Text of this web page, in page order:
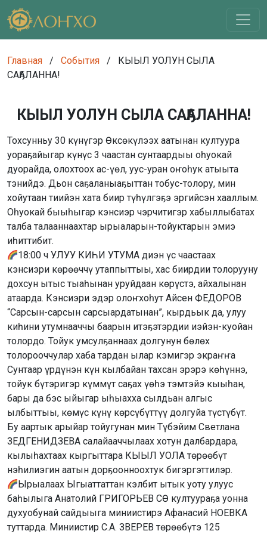
Главная / События /
КЫЫЛ УОЛУН СЫЛА
САҔАЛАННА!
КЫЫЛ УОЛУН СЫЛА САҔАЛАННА!
Тохсунньу 30 күнүгэр Өксөкүлээх аатынан култуура
уораҕайыгар күнүс 3 чаастан сунтаардыы оһуокай
дуорайда, олохтоох ас-үөл, уус-уран оҥоһук атыыта
тэнийдэ. Дьон саҕаланыаҕыттан тобус-толору, мин
хойутаан тиийэн хата биир түһүлгэҕэ эргийсэн хааллым.
Оһуокай быыһыгар кэнсиэр чэрчитигэр хабыллыбатах
талба талааннаахтар ырыаларын-тойуктарын эмиэ
иһиттибит.
18:00 ч УЛУУ КИҺИ УТУМА диэн үс чаастаах
кэнсиэри көрөөччү утаппыттыы, хас биирдии толорууну
дохсун ытыс тыаһынан уруйдаан көрүстэ, айхалынан
атаарда. Кэнсиэри эдэр олоҥхоһут Айсен ФЕДОРОВ
“Сарсын-сарсын сарсыардатынан”, кырдьык да, улуу
киһини утумнааччы баарын итэҕэтэрдии иэйэн-куойан
толордо. Тойук умсулҕаннаах долгунун бөлөх
толорооччулар хаба тардан ылар кэмигэр экраҥҥа
Сунтаар үрдүнэн күн кылбайан тахсан эрэрэ көһүннэ,
тойук бүтэригэр күммүт саҕах үөһэ тэмтэйэ кыыһан,
бары да бэс ыйыгар ыһыахха сылдьан алгыс
ылбыттыы, көмүс күнү көрсүбүттүү долгуйа түстүбүт.
Бу аартык арыйар тойугунан мин Түбэйим Светлана
ЗЕДГЕНИДЗЕВА салайааччылаах хотун далбардара,
кылыһахтаах кыргыттара КЫЫЛ УОЛА төрөөбүт
нэһилиэгин аатын дорҕоонноохтук бигэргэттилэр.
Ырыалаах Ыгыаттаттан кэлбит ытык уоту улуус
баһылыга Анатолий ГРИГОРЬЕВ СӨ култуураҕа уонна
духуобунай сайдыыга миниистирэ Афанасий НОЕВКА
туттарда. Миниистир С.А. ЗВЕРЕВ төрөөбүтэ 125